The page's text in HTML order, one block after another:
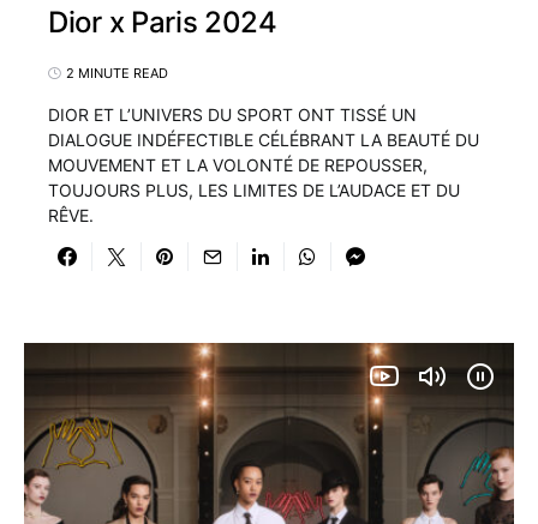
Dior x Paris 2024
2 MINUTE READ
DIOR ET L’UNIVERS DU SPORT ONT TISSÉ UN
DIALOGUE INDÉFECTIBLE CÉLÉBRANT LA BEAUTÉ DU
MOUVEMENT ET LA VOLONTÉ DE REPOUSSER,
TOUJOURS PLUS, LES LIMITES DE L’AUDACE ET DU
RÊVE.